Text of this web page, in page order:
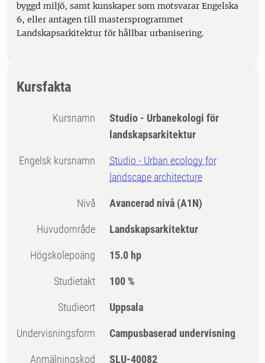
byggd miljö, samt kunskaper som motsvarar Engelska
6, eller antagen till mastersprogrammet
Landskapsarkitektur för hållbar urbanisering.
Kursfakta
Kursnamn
Studio - Urbanekologi för
landskapsarkitektur
Engelsk kursnamn
Studio - Urban ecology for
landscape architecture
Nivå Avancerad nivå (A1N)
Huvudområde Landskapsarkitektur
högskolepoäng 15.0 hp
Studietakt 100 %
Studieort Uppsala
Undervisningsform Campusbaserad undervisning
Anmälningskod SLU-40082